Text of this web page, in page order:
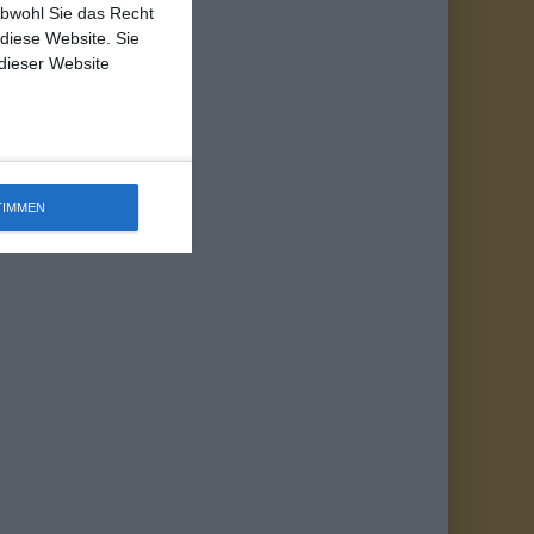
Sie das Recht
Website. Sie
Website